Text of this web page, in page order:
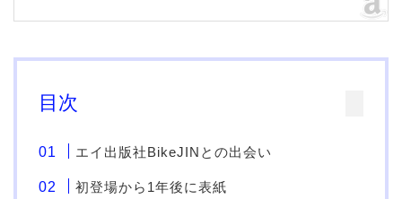
目次
エイ出版社BikeJINとの出会い
初登場から1年後に表紙